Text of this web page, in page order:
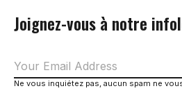
Joignez-vous à notre
Ne vous inquiétez pas, aucun spam ne